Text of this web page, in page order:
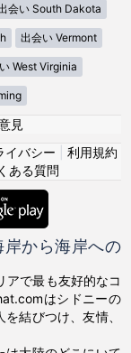
会い South Dakota
出会い Vermont
West Virginia
見
イバシー
利用規約
ある質問
から海岸への
アで最も友好的なコ
はシドニーの
結びつけ、友情、